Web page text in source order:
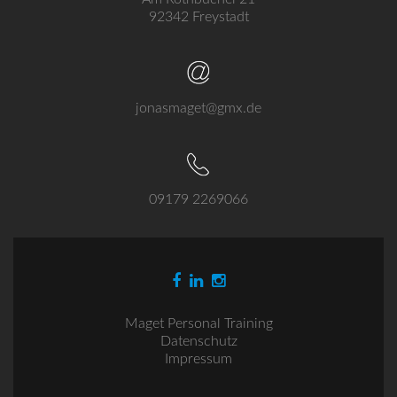
92342 Freystadt
jonasmaget@gmx.de
09179 2269066
Maget Personal Training
Datenschutz
Impressum